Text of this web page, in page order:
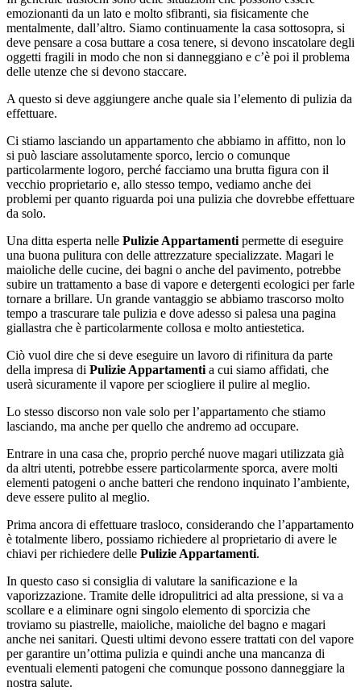
emozionanti da un lato e molto sfibranti, sia fisicamente che
mentalmente, dall’altro. Siamo continuamente la casa sottosopra, si
deve pensare a cosa buttare a cosa tenere, si devono inscatolare degli
oggetti fragili in modo che non si danneggiano e c’è poi il problema
delle utenze che si devono staccare.
A questo si deve aggiungere anche quale sia l’elemento di pulizia da
effettuare.
Ci stiamo lasciando un appartamento che abbiamo in affitto, non lo
si può lasciare assolutamente sporco, lercio o comunque
particolarmente logoro, perché facciamo una brutta figura con il
vecchio proprietario e, allo stesso tempo, vediamo anche dei
problemi per quanto riguarda poi una pulizia che dovrebbe effettuare
da solo.
Una ditta esperta nelle Pulizie Appartamenti permette di eseguire
una buona pulitura con delle attrezzature specializzate. Magari le
maioliche delle cucine, dei bagni o anche del pavimento, potrebbe
subire un trattamento a base di vapore e detergenti ecologici per farle
tornare a brillare. Un grande vantaggio se abbiamo trascorso molto
tempo a trascurare tale pulizia e dove adesso si palesa una pagina
giallastra che è particolarmente collosa e molto antiestetica.
Ciò vuol dire che si deve eseguire un lavoro di rifinitura da parte
della impresa di Pulizie Appartamenti a cui siamo affidati, che
userà sicuramente il vapore per sciogliere il pulire al meglio.
Lo stesso discorso non vale solo per l’appartamento che stiamo
lasciando, ma anche per quello che andremo ad occupare.
Entrare in una casa che, proprio perché nuove magari utilizzata già
da altri utenti, potrebbe essere particolarmente sporca, avere molti
elementi patogeni o anche batteri che rendono inquinato l’ambiente,
deve essere pulito al meglio.
Prima ancora di effettuare trasloco, considerando che l’appartamento
è totalmente libero, possiamo richiedere al proprietario di avere le
chiavi per richiedere delle Pulizie Appartamenti.
In questo caso si consiglia di valutare la sanificazione e la
vaporizzazione. Tramite delle idropulitrici ad alta pressione, si va a
scollare e a eliminare ogni singolo elemento di sporcizia che
troviamo su piastrelle, maioliche, maioliche del bagno e magari
anche nei sanitari. Questi ultimi devono essere trattati con del vapore
per garantire un’ottima pulizia e quindi anche una mancanza di
eventuali elementi patogeni che comunque possono danneggiare la
nostra salute.